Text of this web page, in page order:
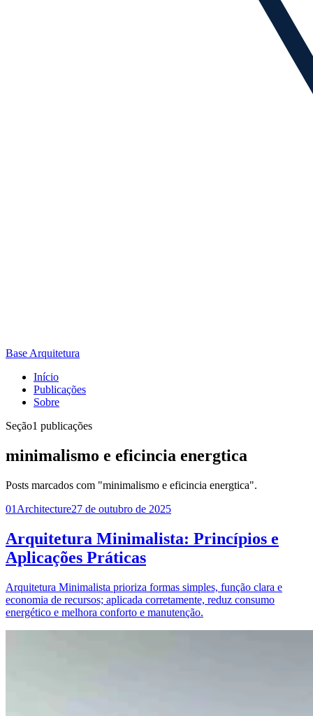
Base Arquitetura
Início
Publicações
Sobre
Seção1 publicações
minimalismo e eficincia energtica
Posts marcados com "minimalismo e eficincia energtica".
01 Architecture27 de outubro de 2025
Arquitetura Minimalista: Princípios e
Aplicações Práticas
Arquitetura Minimalista prioriza formas simples, função clara e
economia de recursos; aplicada corretamente, reduz consumo
energético e melhora conforto e manutenção.